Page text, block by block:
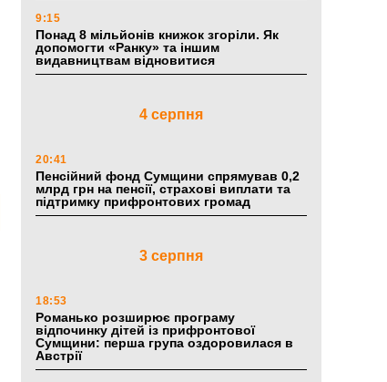
9:15
Понад 8 мільйонів книжок згоріли. Як
допомогти «Ранку» та іншим
видавництвам відновитися
4 серпня
20:41
Пенсійний фонд Сумщини спрямував 0,2
млрд грн на пенсії, страхові виплати та
підтримку прифронтових громад
3 серпня
18:53
Романько розширює програму
відпочинку дітей із прифронтової
Сумщини: перша група оздоровилася в
Австрії